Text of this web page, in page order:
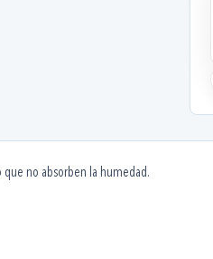
que no absorben la humedad.